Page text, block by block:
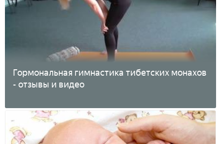
Гормональная гимнастика тибетских монахов
- отзывы и видео